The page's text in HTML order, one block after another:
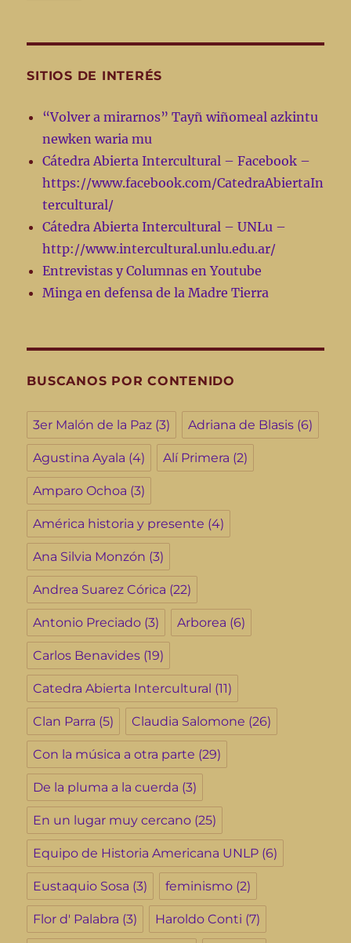
SITIOS DE INTERÉS
“Volver a mirarnos” Tayñ wiñomeal azkintu
newken waria mu
Cátedra Abierta Intercultural – Facebook –
https://www.facebook.com/CatedraAbiertaIn
tercultural/
Cátedra Abierta Intercultural – UNLu –
http://www.intercultural.unlu.edu.ar/
Entrevistas y Columnas en Youtube
Minga en defensa de la Madre Tierra
BUSCANOS POR CONTENIDO
3er Malón de la Paz (3) Adriana de Blasis (6)
Agustina Ayala (4) Alí Primera (2)
Amparo Ochoa (3)
América historia y presente (4)
Ana Silvia Monzón (3)
Andrea Suarez Córica (22)
Antonio Preciado (3) Arborea (6)
Carlos Benavides (19)
Catedra Abierta Intercultural (11)
Clan Parra (5) Claudia Salomone (26)
Con la música a otra parte (29)
De la pluma a la cuerda (3)
En un lugar muy cercano (25)
Equipo de Historia Americana UNLP (6)
Eustaquio Sosa (3) feminismo (2)
Flor d' Palabra (3) Haroldo Conti (7)